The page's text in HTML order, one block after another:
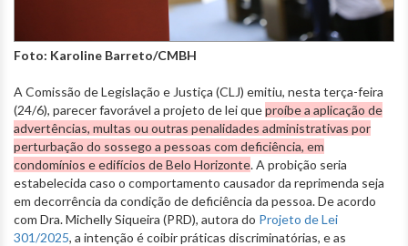
Foto: Karoline Barreto/CMBH
A Comissão de Legislação e Justiça (CLJ) emitiu, nesta terça-feira
(24/6), parecer favorável a projeto de lei queproíbe a aplicação de
advertências, multas ou outras penalidades administrativas por
perturbação do sossego a pessoas com deficiência, em
condomínios e edifícios de Belo Horizonte. A probição seria
estabelecida caso o comportamento causador da reprimenda seja
em decorrência da condição de deficiência da pessoa. De acordo
com Dra. Michelly Siqueira (PRD), autora do Projeto de Lei
301/2025, a intenção é coibir práticas discriminatórias, e as